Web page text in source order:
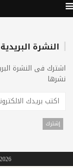
النشرة البريدية
اشترك فى النشرة
نشرها
2026 ©